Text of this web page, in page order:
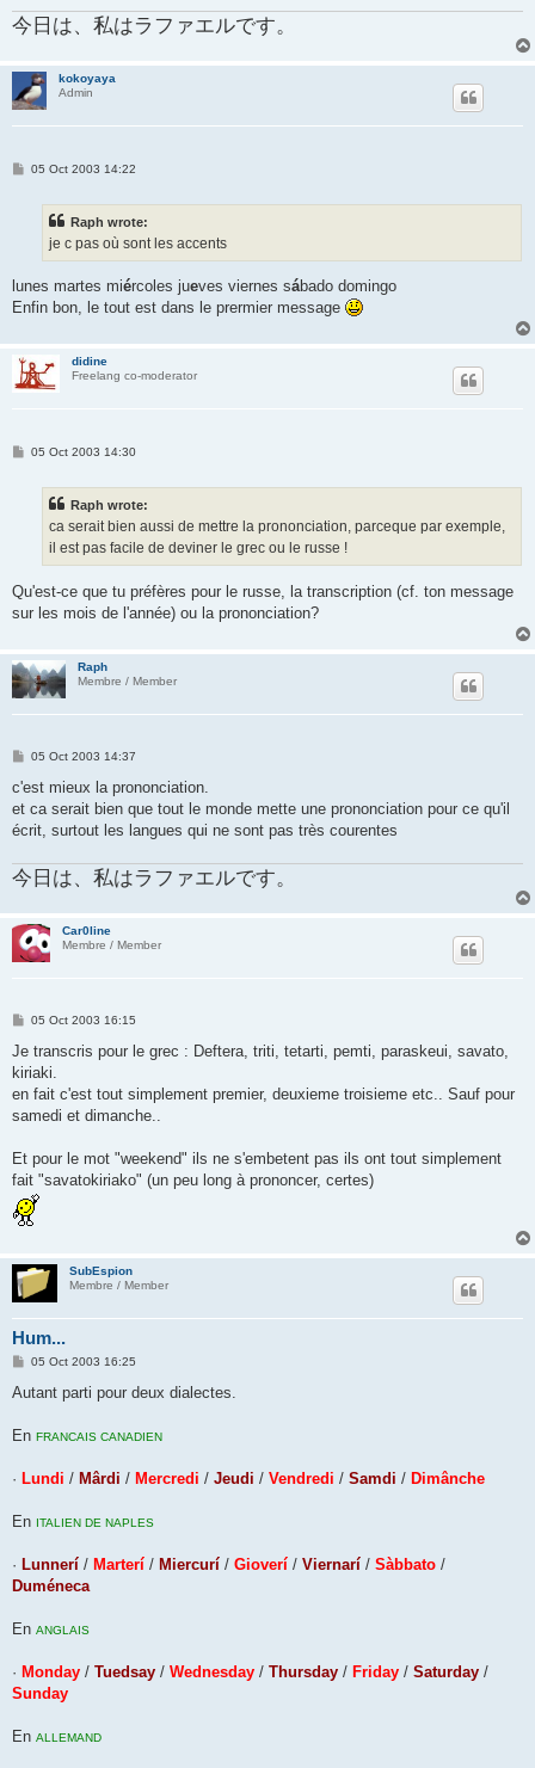
今日は、私はラファエルです。
kokoyaya
Admin
P05 Oct 2003 14:22
Raph wrote:
je c pas où sont les accents
lunes martes miércoles jueves viernes sábado domingo
Enfin bon, le tout est dans le prermier message
didine
Freelang co-moderator
P05 Oct 2003 14:30
Raph wrote:
ca serait bien aussi de mettre la prononciation, parceque par exemple,
il est pas facile de deviner le grec ou le russe !
Qu'est-ce que tu préfères pour le russe, la transcription (cf. ton message
sur les mois de l'année) ou la prononciation?
Raph
Membre / Member
P
s
05 Oct 2003 14:37
c'est mieux la prononciation.
et ca serait bien que tout le monde mette une prononciation pour ce qu'il
écrit, surtout les langues qui ne sont pas très courentes
今日は、私はラファエルです。
Car0line
Membre / Member
P
s
05 Oct 2003 16:15
Je transcris pour le grec : Deftera, triti, tetarti, pemti, paraskeui, savato,
kiriaki.
en fait c'est tout simplement premier, deuxieme troisieme etc.. Sauf pour
samedi et dimanche..
Et pour le mot "weekend" ils ne s'embetent pas ils ont tout simplement
fait "savatokiriako" (un peu long à prononcer, certes)
SubEspion
Membre / Member
Hum...
P
s
05 Oct 2003 16:25
Autant parti pour deux dialectes.
En FRANCAIS CANADIEN
· Lundi / Mârdi / Mercredi / Jeudi / Vendredi / Samdi / Dimânche
En ITALIEN DE NAPLES
· Lunnerí / Marterí / Miercurí / Gioverí / Viernarí / Sàbbato /
Duméneca
En ANGLAIS
· Monday / Tuedsay / Wednesday / Thursday / Friday / Saturday /
Sunday
En ALLEMAND